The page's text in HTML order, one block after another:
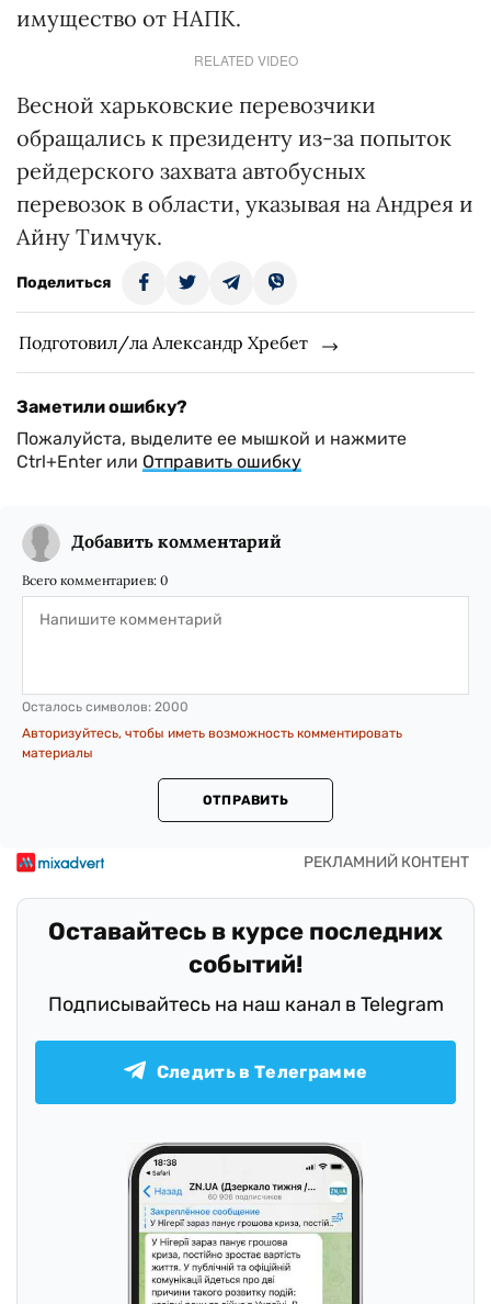
имущество от НАПК.
RELATED VIDEO
Весной харьковские перевозчики
обращались к президенту из-за попыток
рейдерского захвата автобусных
перевозок в области, указывая на Андрея и
Айну Тимчук.
Поделиться
Подготовил/ла Александр Хребет
Заметили ошибку?
Пожалуйста, выделите ее мышкой и нажмите
Ctrl+Enter или Отправить ошибку
Добавить комментарий
Всего комментариев: 0
Осталось символов: 2000
Авторизуйтесь, чтобы иметь возможность комментировать
материалы
ОТПРАВИТЬ
Оставайтесь в курсе последних
событий!
Подписывайтесь на наш канал в Telegram
Следить в Телеграмме